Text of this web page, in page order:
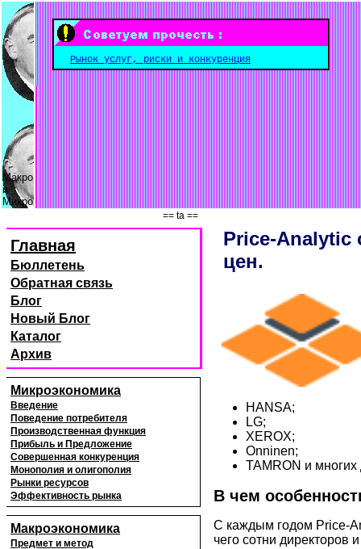
Макро
и
Микро
Рынок услуг, риски и конкуренция
== ta ==
Главная
Бюллетень
Обратная связь
Блог
Новый Блог
Каталог
Архив
Микроэкономика
Введение
Поведение потребителя
Производственная функция
Прибыль и Предложение
Совершенная конкуренция
Монополия и олигополия
Рынки ресурсов
Эффективность рынка
Макроэкономика
Предмет и метод
Price-Analytic
цен.
HANSA;
LG;
XEROX;
Onninen;
TAMRON и многих
В чем
С каждым годом Price-
чего сотни директоров